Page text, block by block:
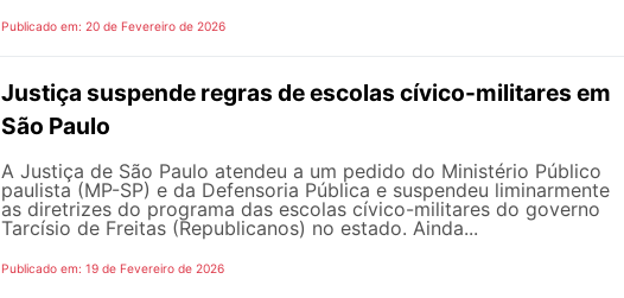
Publicado em: 20 de Fevereiro de 2026
Justiça suspende regras de escolas cívico-militares em
São Paulo
A Justiça de São Paulo atendeu a um pedido do Ministério Público
paulista (MP-SP) e da Defensoria Pública e suspendeu liminarmente
as diretrizes do programa das escolas cívico-militares do governo
Tarcísio de Freitas (Republicanos) no estado. Ainda...
Publicado em: 19 de Fevereiro de 2026